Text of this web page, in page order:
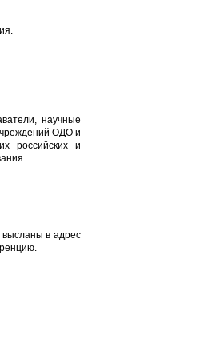
научные
ОДО и
российских и
в адрес